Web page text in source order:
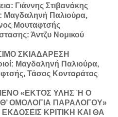
Γιάννης Στιβανάκης
Μαγδαληνή Παλιούρα,
Μουταφτσής
Άντζυ Νομικού
ΣΚΙΑΔΑΡΕΣΗ
Μαγδαληνή Παλιούρα,
Τάσος Κονταράτος
«ΕΚΤΟΣ ΥΛΗΣ Ή Ο
ΟΜΟΛΟΓΙΑ ΠΑΡΑΛΟΓΟΥ»
ΚΡΙΤΙΚΗ ΚΑΙ ΘΑ